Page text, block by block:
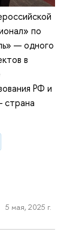
по
— одного
в
РФ и
страна
программа по
5 мая, 2025 г.